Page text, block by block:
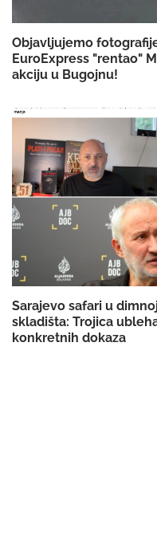
Objavljujemo
EuroExpress "rentao"
akciju u Bugojnu!
Sarajevo safari u
skladišta: Trojica
konkretnih dokaza